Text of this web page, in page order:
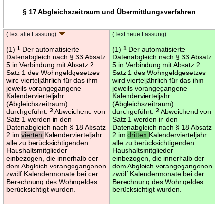
§ 17 Abgleichszeitraum und Übermittlungsverfahren
(Text alte Fassung)
(1) 1Der automatisierte
Datenabgleich nach § 33 Absatz
5 in Verbindung mit Absatz 2
Satz 1 des Wohngeldgesetzes
wird vierteljährlich für das ihm
jeweils vorangegangene
Kalendervierteljahr
(Abgleichszeitraum)
durchgeführt.
2Abweichend von
Satz 1 werden in den
Datenabgleich nach § 18 Absatz
2 im vierten Kalendervierteljahr
alle zu berücksichtigenden
Haushaltsmitglieder
einbezogen, die innerhalb der
dem Abgleich vorangegangenen
zwölf Kalendermonate bei der
Berechnung des Wohngeldes
berücksichtigt wurden.
(Text neue Fassung)
(1) 1Der automatisierte
Datenabgleich nach § 33 Absatz
5 in Verbindung mit Absatz 2
Satz 1 des Wohngeldgesetzes
wird vierteljährlich für das ihm
jeweils vorangegangene
Kalendervierteljahr
(Abgleichszeitraum)
durchgeführt.
2Abweichend von
Satz 1 werden in den
Datenabgleich nach § 18 Absatz
2 im dritten Kalendervierteljahr
alle zu berücksichtigenden
Haushaltsmitglieder
einbezogen, die innerhalb der
dem Abgleich vorangegangenen
zwölf Kalendermonate bei der
Berechnung des Wohngeldes
berücksichtigt wurden.